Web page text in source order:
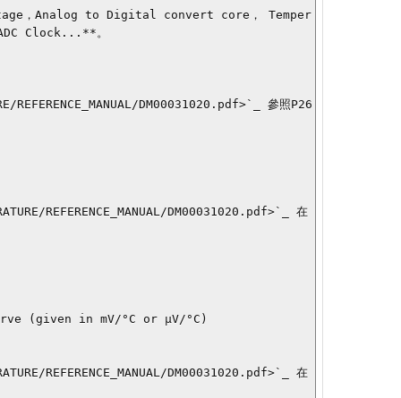
Clock...**。
DM00031020.pdf>`_ 參照P26